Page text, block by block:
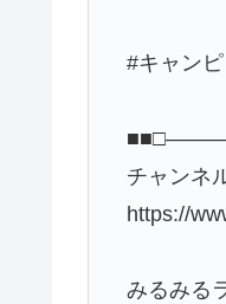
#キャン
チャンネ
https://
みるみる